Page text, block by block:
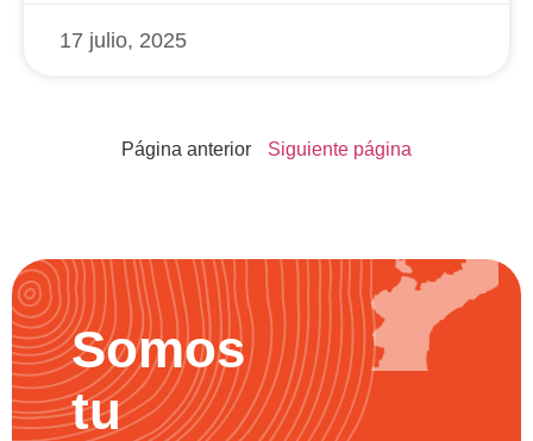
17 julio, 2025
Página anterior Siguiente página
Somos
tu